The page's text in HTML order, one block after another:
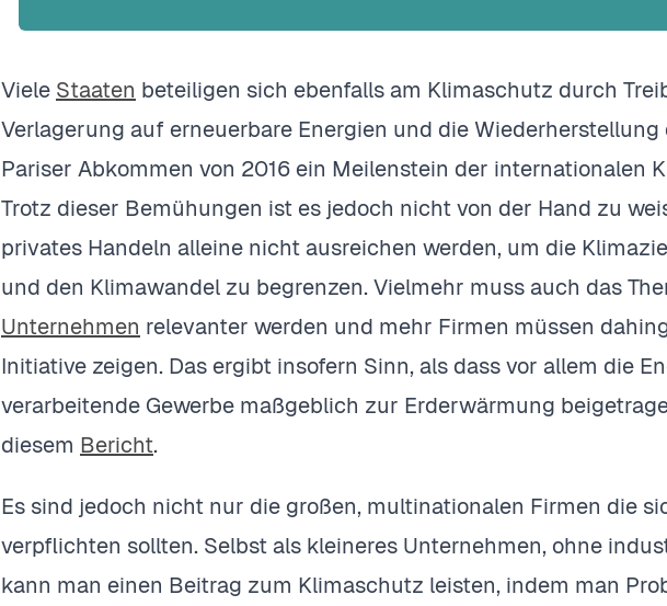
Viele Staaten beteiligen sich ebenfalls am Klimaschutz durch
Verlagerung auf erneuerbare Energien und die Wiederherstellung
Pariser Abkommen von 2016 ein Meilenstein der internationalen
Trotz dieser Bemühungen ist es jedoch nicht von der Hand zu
privates Handeln alleine nicht ausreichen werden, um die
und den Klimawandel zu begrenzen. Vielmehr muss auch das
Unternehmen relevanter werden und mehr Firmen müssen
Initiative zeigen. Das ergibt insofern Sinn, als dass vor allem die
verarbeitende Gewerbe maßgeblich zur Erderwärmung
diesem Bericht.
Es sind jedoch nicht nur die großen, multinationalen Firmen die
verpflichten sollten. Selbst als kleineres Unternehmen, ohne
kann man einen Beitrag zum Klimaschutz leisten, indem man